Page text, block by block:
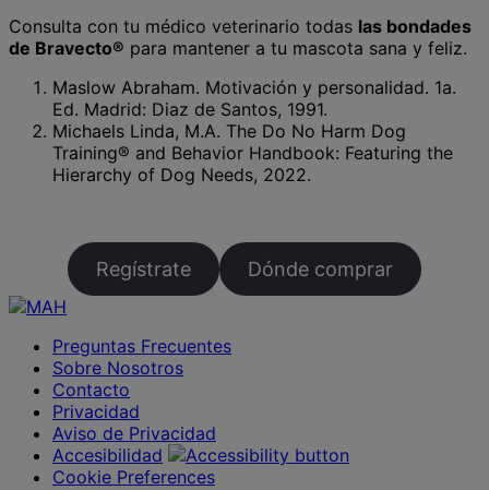
Consulta con tu médico veterinario todas las bondades
de Bravecto® para mantener a tu mascota sana y feliz.
Maslow Abraham. Motivación y personalidad. 1a.
Ed. Madrid: Diaz de Santos, 1991.
Michaels Linda, M.A. The Do No Harm Dog
Training® and Behavior Handbook: Featuring the
Hierarchy of Dog Needs, 2022.
Regístrate Dónde comprar
Preguntas Frecuentes
Sobre Nosotros
Contacto
Privacidad
Aviso de Privacidad
Accesibilidad
Cookie Preferences